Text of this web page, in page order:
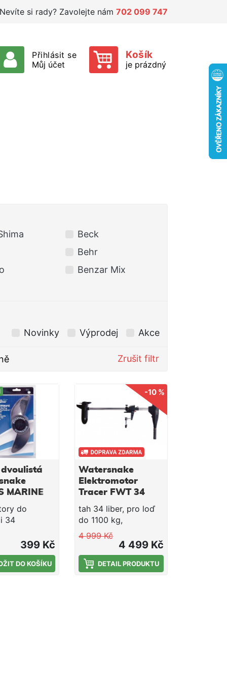
Nevíte si rady? Zavolejte nám 702 099 747
Přihlásit se
Můj účet
Košík
je prázdný
Beck
Behr
Benzar Mix
Novinky Výprodej Akce
Zrušit filtr
MARINE
do
34
399 Kč
DO KOŠÍKU
-10 %
Watersnake
Elektromotor
Tracer FWT 34
tah 34 liber, pro loď
do 1100 kg,
sladkovodní verze
4 999 Kč
4 499 Kč
DETAIL PRODUKTU